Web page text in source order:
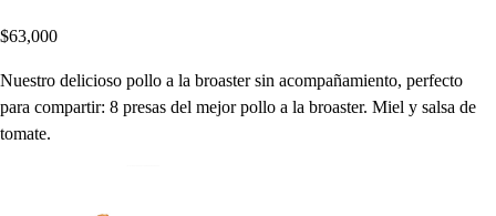
$63,000
Nuestro delicioso pollo a la broaster sin acompañamiento, perfecto
para compartir: 8 presas del mejor pollo a la broaster. Miel y salsa de
tomate.